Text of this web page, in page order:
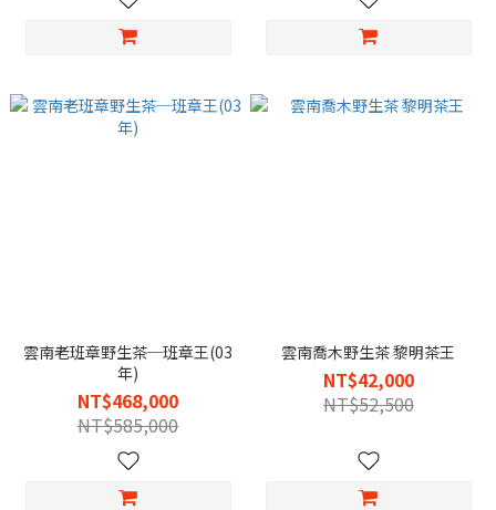
雲南老班章野生茶─班章王(03
年)
NT$468,000
NT$585,000
雲南喬木野生茶 黎明茶王
NT$42,000
NT$52,500